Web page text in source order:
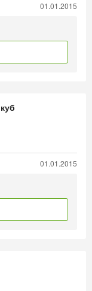
01.01.2015
01.01.2015